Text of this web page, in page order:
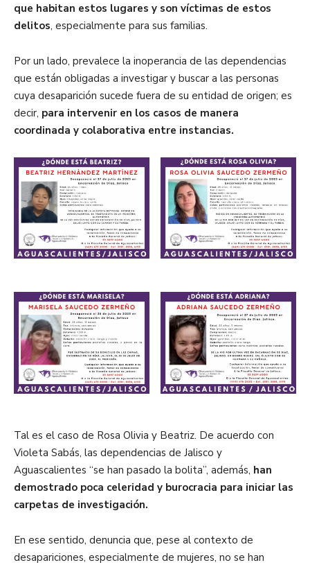
que habitan estos lugares y son víctimas de estos
delitos, especialmente para sus familias.
Por un lado, prevalece la inoperancia de las dependencias
que están obligadas a investigar y buscar a las personas
cuya desaparición sucede fuera de su entidad de origen; es
decir, para intervenir en los casos de manera
coordinada y colaborativa entre instancias.
Tal es el caso de Rosa Olivia y Beatriz. De acuerdo con
Violeta Sabás, las dependencias de Jalisco y
Aguascalientes “se han pasado la bolita”, además, han
demostrado poca celeridad y burocracia para iniciar las
carpetas de investigación.
En ese sentido, denuncia que, pese al contexto de
desapariciones, especialmente de mujeres, no se han